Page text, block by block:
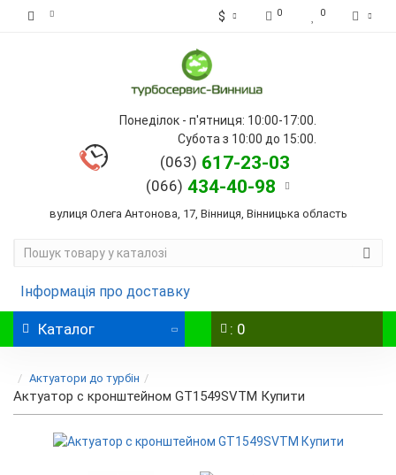
$ 0 0
Понеділок - п'ятниця: 10:00-17:00.
Субота з 10:00 до 15:00.
(063) 617-23-03
(066) 434-40-98
вулиця Олега Антонова, 17, Вінниця, Вінницька область
Інформація про доставку
Каталог : 0
Актуатори до турбін
Актуатор с кронштейном GT1549SVTM Купити